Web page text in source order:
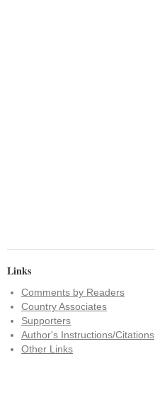
Links
Comments by Readers
Country Associates
Supporters
Author's Instructions/Citations
Other Links